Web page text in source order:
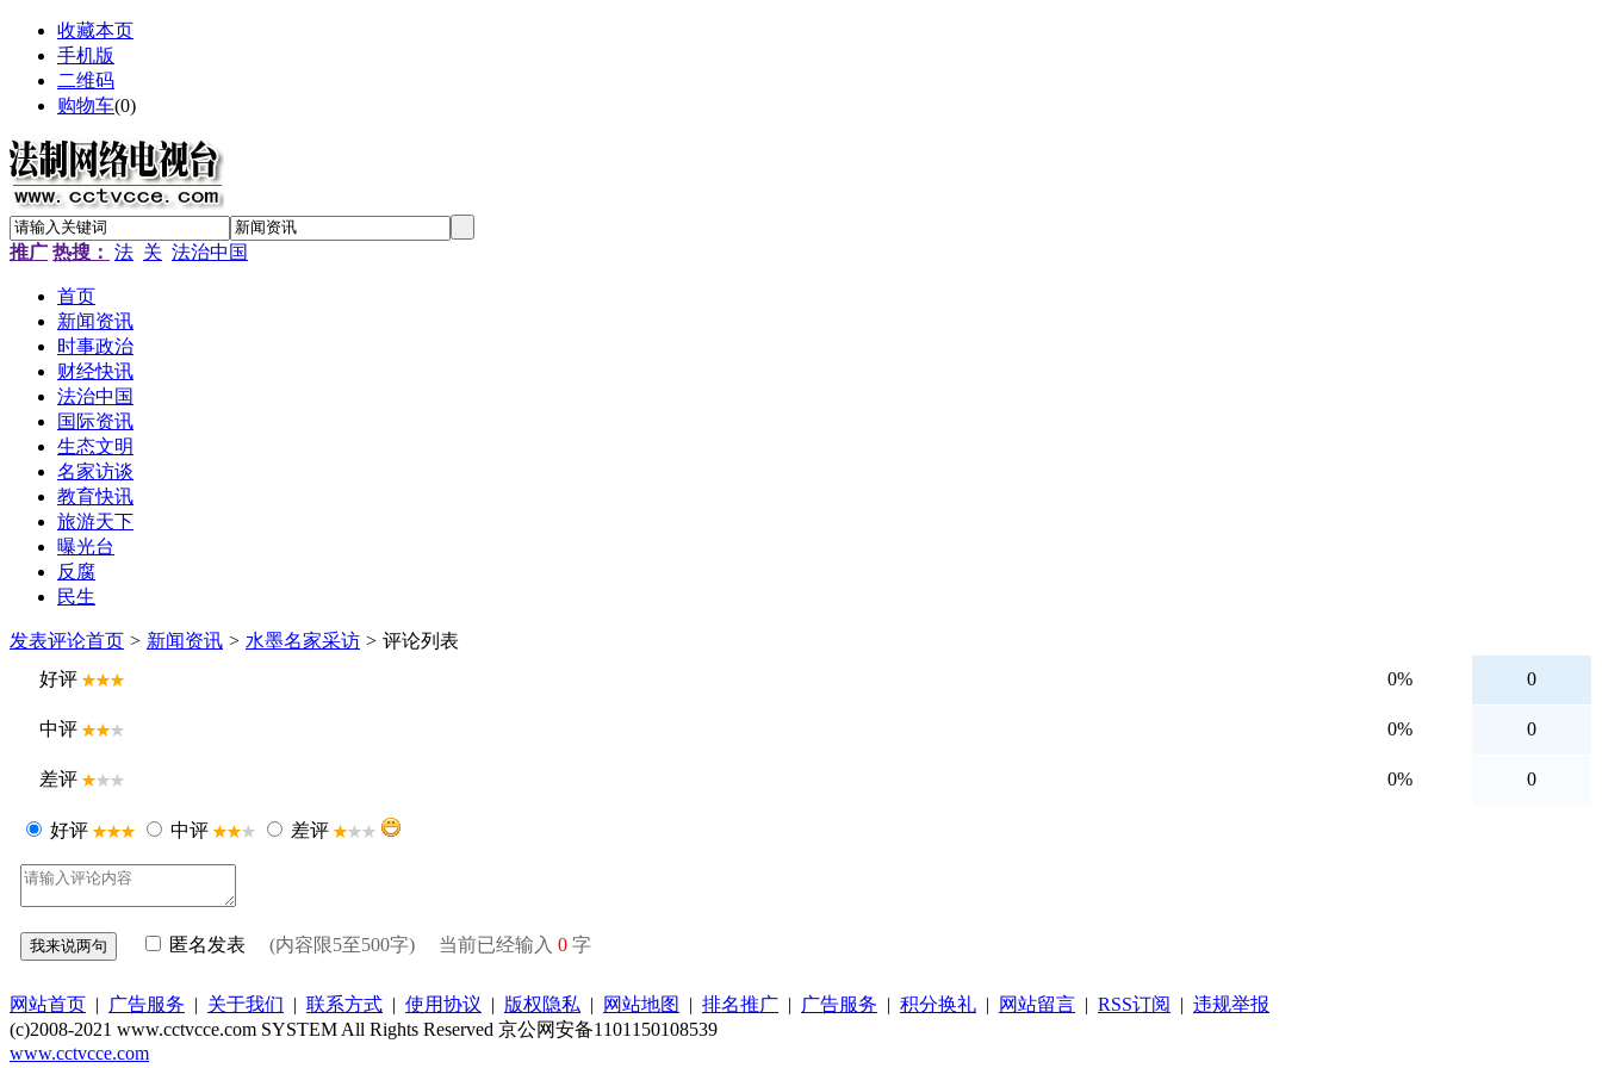
收藏本页
手机版
二维码
购物车(0)
推广 热搜： 法 关 法治中国
首页
新闻资讯
时事政治
财经快讯
法治中国
国际资讯
生态文明
名家访谈
教育快讯
旅游天下
曝光台
反腐
民生
发表评论首页 > 新闻资讯 > 水墨名家采访 > 评论列表
好评
0% 0
中评 0% 0
差评 0% 0
好评 中评 差评
匿名发表 (内容限5至500字) 当前已经输入 0 字
网站首页 | 广告服务 | 关于我们 | 联系方式 | 使用协议 | 版权隐私 | 网站地图 | 排名推广 | 广告服务 | 积分换礼 | 网站留言 | RSS订阅 | 违规举报
(c)2008-2021 www.cctvcce.com SYSTEM All Rights Reserved 京公网安备1101150108539
www.cctvcce.com